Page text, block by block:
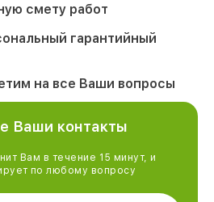
смету работ
гарантийный
на все Ваши вопросы
Ваши контакты
Вам в течение 15 минут, и
по любому вопросу